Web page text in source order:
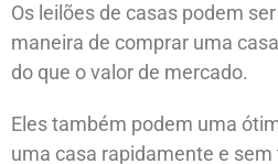
Os leilões de casas podem
maneira de comprar uma
do que o valor de mercado.
Eles também podem uma
uma casa rapidamente e